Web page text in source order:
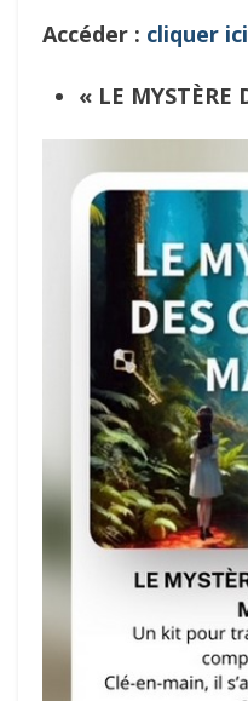
Accéder : cliquer ici
« LE MYSTÈRE